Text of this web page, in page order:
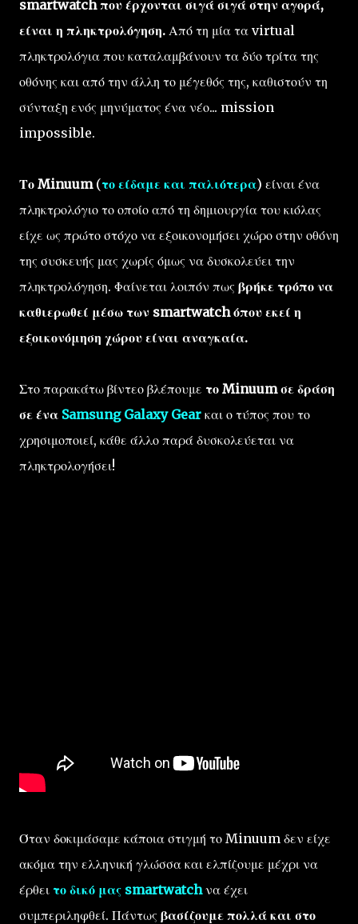
smartwatch που έρχονται σιγά σιγά στην αγορά,
είναι η πληκτρολόγηση. Από τη μία τα virtual
πληκτρολόγια που καταλαμβάνουν τα δύο τρίτα της
οθόνης και από την άλλη το μέγεθός της, καθιστούν τη
σύνταξη ενός μηνύματος ένα νέο... mission
impossible.
Το Minuum(το είδαμε και παλιότερα) είναι ένα
πληκτρολόγιο το οποίο από τη δημιουργία του κιόλας
είχε ως πρώτο στόχο να εξοικονομήσει χώρο στην οθόνη
της συσκευής μας χωρίς όμως να δυσκολεύει την
πληκτρολόγηση. Φαίνεται λοιπόν πως βρήκε τρόπο να
καθιερωθεί μέσω των smartwatch όπου εκεί η
εξοικονόμηση χώρου είναι αναγκαία.
Στο παρακάτω βίντεο βλέπουμε το Minuum σε δράση
σε ένα Samsung Galaxy Gear και ο τύπος που το
χρησιμοποιεί, κάθε άλλο παρά δυσκολεύεται να
πληκτρολογήσει!
Όταν δοκιμάσαμε κάποια στιγμή το Minuum δεν είχε
ακόμα την ελληνική γλώσσα και ελπίζουμε μέχρι να
έρθει το δικό μας smartwatchνα έχει
συμπεριληφθεί. Πάντως βασίζουμε πολλά και στο